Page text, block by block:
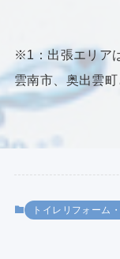
※1：出張エリア
雲南市、奥出雲町
トイレリフォーム